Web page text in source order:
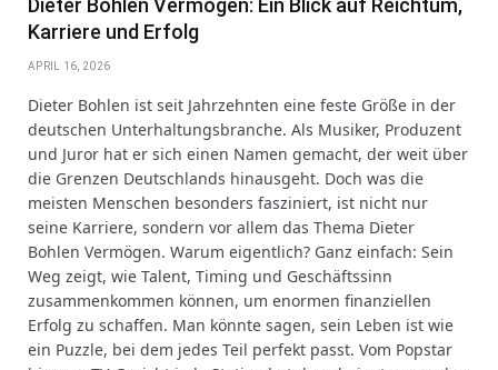
Dieter Bohlen Vermögen: Ein Blick auf Reichtum,
Karriere und Erfolg
APRIL 16, 2026
Dieter Bohlen ist seit Jahrzehnten eine feste Größe in der
deutschen Unterhaltungsbranche. Als Musiker, Produzent
und Juror hat er sich einen Namen gemacht, der weit über
die Grenzen Deutschlands hinausgeht. Doch was die
meisten Menschen besonders fasziniert, ist nicht nur
seine Karriere, sondern vor allem das Thema Dieter
Bohlen Vermögen. Warum eigentlich? Ganz einfach: Sein
Weg zeigt, wie Talent, Timing und Geschäftssinn
zusammenkommen können, um enormen finanziellen
Erfolg zu schaffen. Man könnte sagen, sein Leben ist wie
ein Puzzle, bei dem jedes Teil perfekt passt. Vom Popstar